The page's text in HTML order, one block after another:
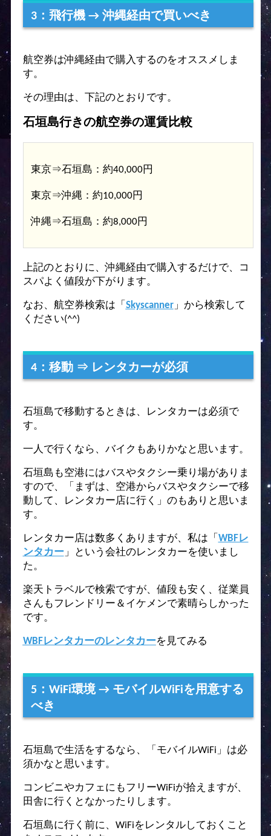
3：飛行機 → 沖縄経由で買いべき
航空券は沖縄経由で購入するのをオススメしま
す。
その理由は、下記のとおりです。
石垣島行きの航空券の運賃比較
東京⇒石垣島：約40,000円
東京⇒沖縄：約10,000円
沖縄⇒石垣島：約8,000円
上記のとおりに、沖縄経由で購入するだけで、コ
スパよく値段が下がります。
なお、航空券検索は「 Skyscanner」から検索して
ください(^^)
4：移動 ⇒ レンタカーが必須
石垣島で移動するときは、レンタカーは必須で
す。
一人で行くなら、バイクもありかなと思います。
石垣島も空港にはバスやタクシー乗り場がありま
すので、「まずは、空港からバスやタクシーで移
動して、
レンタカー店に行く」のもありと思いま
す。
レンタカー店は数多くありますが、私は「 WBFレ
ンタカー」という会社のレンタカーを使いまし
た。
楽天トラベルで検索ですが、値段も安く、従業員
さんもフレンドリー＆イケメンで素晴らしかった
です。
WBFレンタカーのレンタカーを見てみる
5：WiFi環境 → モバイルWiFiを用意する
べき
石垣島で生活をするなら、「モバイルWiFi」は必
須かなと思います。
コンビニやカフェにもフリーWiFiが拾えますが、
田舎に行くとなかったりします。
石垣島に行く前に、WiFiをレンタルしておくこと